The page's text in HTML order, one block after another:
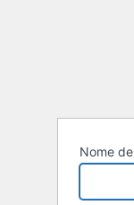
Nome